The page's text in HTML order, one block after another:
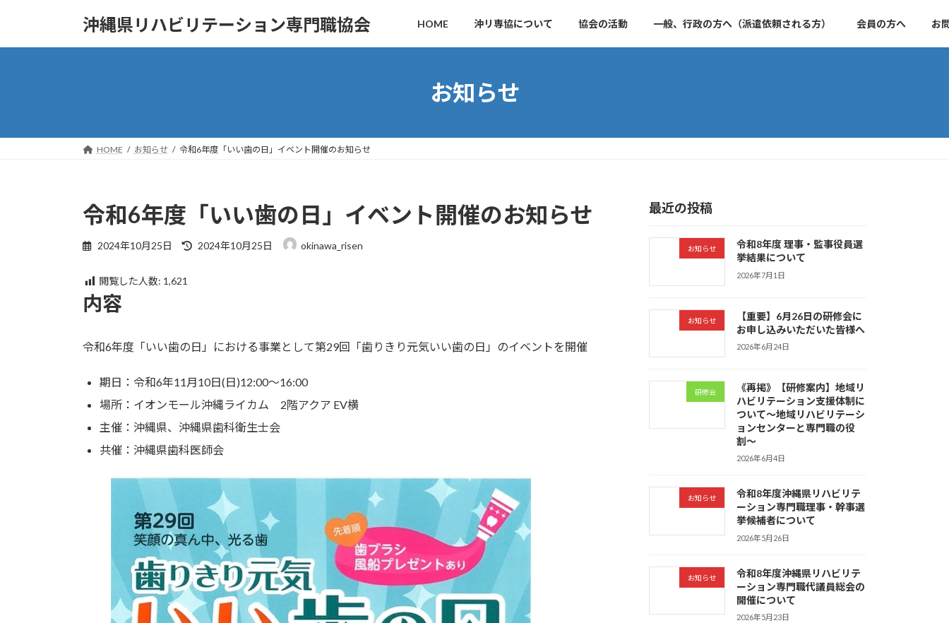
沖縄県リハビリテーション専門職協会 HOME 沖リ専協について 協会の活動 一般、行政の方へ（派遣依頼される方） 会員の方へ お
お知らせ
HOME お知らせ 令和6年度「いい歯の日」イベント開催のお知らせ
令和6年度「いい歯の日」イベント開催のお知らせ
2024年10月25日
最
2024年10月25日 okinawa_risen
閲覧した人数: 1,621
内容
令和6年度「いい歯の日」における事業として第29回「歯りきり元気いい歯の日」のイベントを開催
期日：令和6年11月10日(日)12:00～16:00
場所：イオンモール沖縄ライカム 2階アクア EV横
主催：沖縄県、沖縄県歯科衛生士会
共催：沖縄県歯科医師会
最近の投稿
お知らせ
令和8年度 理事・監事役員選
挙結果について
2026年7月1日
お知らせ
【重要】6月26日の研修会に
お申し込みいただいた皆様へ
2026年6月24日
研修会
《再掲》【研修案内】地域リ
ハビリテーション支援体制に
ついて〜地域リハビリテーシ
ョンセンターと専門職の役
割〜
2026年6月4日
お知らせ
令和8年度沖縄県リハビリテ
ーション専門職理事・幹事選
挙候補者について
2026年5月26日
お知らせ
令和8年度沖縄県リハビリテ
ーション専門職代議員総会の
開催について
2026年5月23日